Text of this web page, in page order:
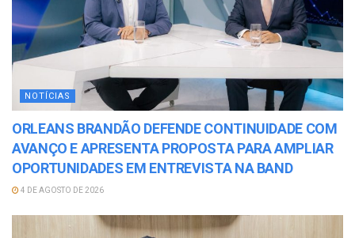
NOTÍCIAS
ORLEANS BRANDÃO DEFENDE CONTINUIDADE COM
AVANÇO E APRESENTA PROPOSTA PARA AMPLIAR
OPORTUNIDADES EM ENTREVISTA NA BAND
4 DE AGOSTO DE 2026